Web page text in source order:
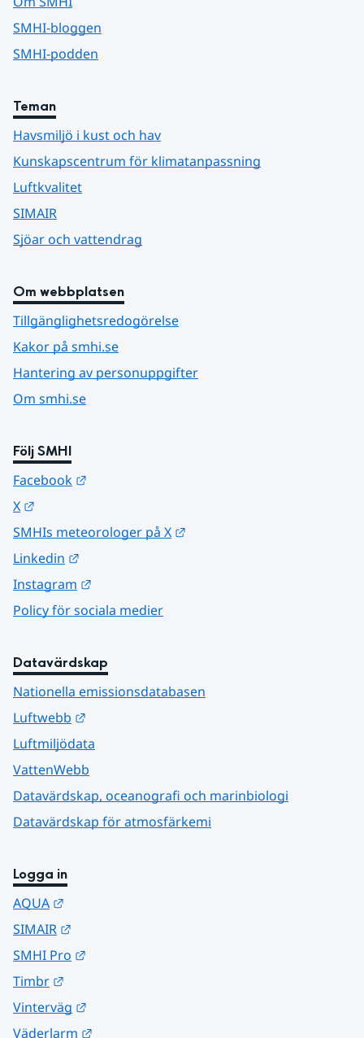
SMHI-bloggen
SMHI-podden
Teman
Havsmiljö i kust och hav
Kunskapscentrum för klimatanpassning
Luftkvalitet
SIMAIR
Sjöar och vattendrag
Om webbplatsen
Tillgänglighetsredogörelse
Kakor på smhi.se
Hantering av personuppgifter
Om smhi.se
Följ SMHI
Facebook
X
SMHIs meteorologer på X
Linkedin
Instagram
Policy för sociala medier
Datavärdskap
Nationella emissionsdatabasen
Luftwebb
Luftmiljödata
VattenWebb
Datavärdskap, oceanografi och marinbiologi
Datavärdskap för atmosfärkemi
Logga in
AQUA
SIMAIR
SMHI Pro
Timbr
Vinterväg
Väderlarm